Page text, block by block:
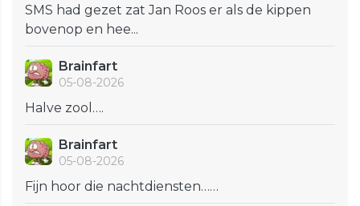
SMS had gezet zat Jan Roos er als de kippen
bovenop en hee...
Brainfart
05-08-2026
Halve zool….
Brainfart
05-08-2026
Fijn hoor die nachtdiensten……